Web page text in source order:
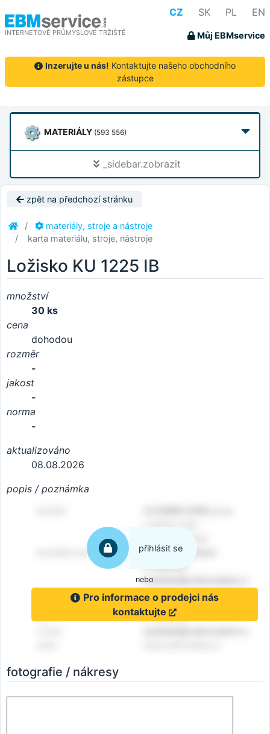
INTERNETOVÉ PRŮMYSLOVÉ TRŽIŠTĚ
CZ SK PL EN
Můj EBMservice
Inzerujte u nás! Kontaktujte našeho obchodního
zástupce
MATERIÁLY (593 556)
_sidebar.zobrazit
zpět na předchozí stránku
materiály, stroje a nástroje
karta materiálu, stroje, nástroje
Ložisko KU 1225 IB
množství
30 ks
cena
dohodou
rozměr
-
jakost
-
norma
-
aktualizováno
08.08.2026
popis / poznámka
přihlásit se
nebo
Pro informace o prodejci nás
kontaktujte
fotografie / nákresy